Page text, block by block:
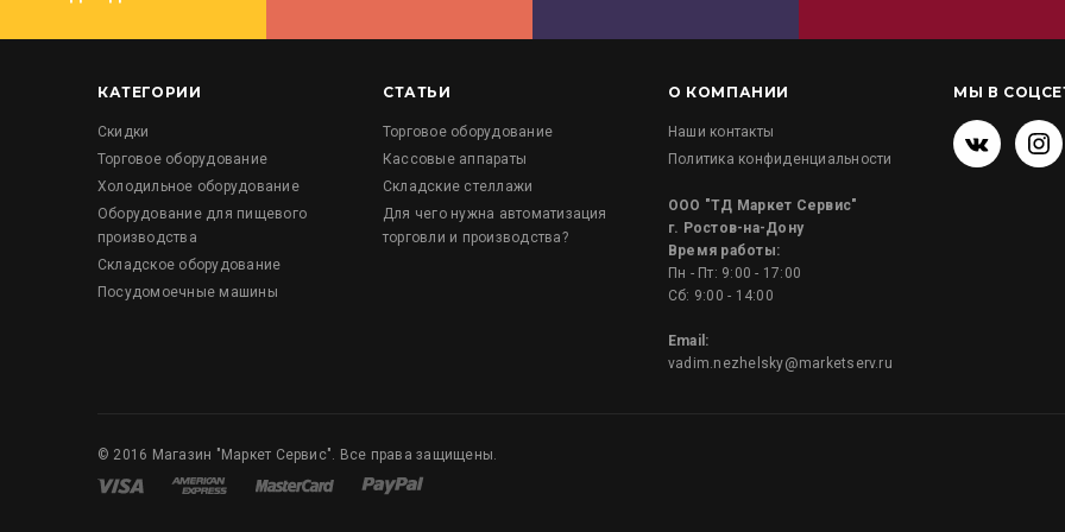
КАТЕГОРИИ
Скидки
Торговое оборудование
Холодильное оборудование
Оборудование для пищевого
производства
Складское оборудование
Посудомоечные машины
СТАТЬИ
Торговое оборудование
Кассовые аппараты
Складские стеллажи
Для чего нужна автоматизация
торговли и производства?
О КОМПАНИИ
Наши контакты
Политика конфиденциальности
ООО "ТД Маркет Сервис"
г. Ростов-на-Дону
Время работы:
Пн - Пт: 9:00 - 17:00
Сб: 9:00 - 14:00
Email:
vadim.nezhelsky@marketserv.ru
МЫ В
© 2016 Магазин "Маркет Сервис". Все права защищены.